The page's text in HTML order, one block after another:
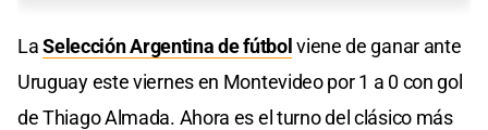
LaSelección Argentina de fútbolviene de ganar ante
Uruguay este viernes en Montevideo por 1 a 0 con gol
de Thiago Almada. Ahora es el turno del clásico más